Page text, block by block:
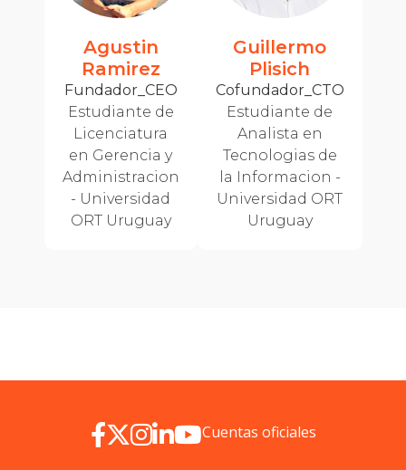
Fundador_CEO
Agustin
Ramirez
Estudiante de
Licenciatura
en Gerencia y
Administracion
- Universidad
ORT Uruguay
Cofundador_CTO
Guillermo
Plisich
Estudiante de
Analista en
Tecnologias de
la Informacion -
Universidad ORT
Uruguay
Cuentas oficiales